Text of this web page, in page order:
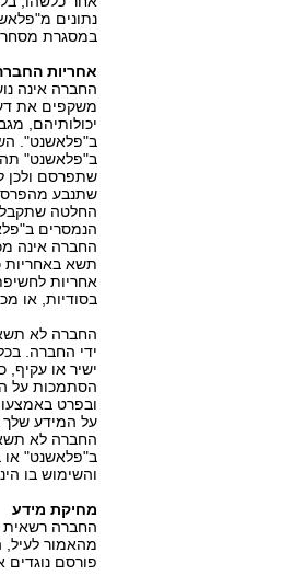
במסגרת
אחריות
החברה אינה
משקפים את
יכולותיהם,
ב"פלאשנט".
ב"פלאשנט"
שתפרסם ולכן
שתנבע
החלטה שתקבל
הנמסרים
החברה אינה
תשא באחריות
אחריות
בסודיות, או
החברה לא
ידי החברה.
ישיר או
הסתמכות על
ובפרט
על המידע שלך
החברה לא תשא
ב"פלאשנט" או
והשימוש בו
מחיקת מידע
החברה רשאית
מהאמור
פורסם